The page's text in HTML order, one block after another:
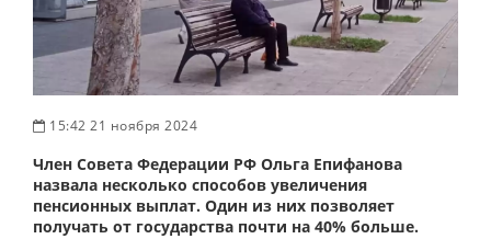
15:42 21 ноября 2024
Член Совета Федерации РФ Ольга Епифанова
назвала несколько способов увеличения
пенсионных выплат. Один из них позволяет
получать от государства почти на 40% больше.